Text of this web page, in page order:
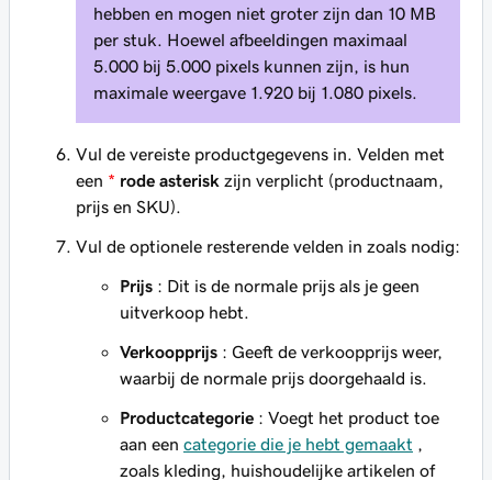
hebben en mogen niet groter zijn dan 10 MB
per stuk. Hoewel afbeeldingen maximaal
5.000 bij 5.000 pixels kunnen zijn, is hun
maximale weergave 1.920 bij 1.080 pixels.
Vul de vereiste productgegevens in. Velden met
een * rode asterisk zijn verplicht (productnaam,
prijs en SKU).
Vul de optionele resterende velden in zoals nodig:
Prijs : Dit is de normale prijs als je geen
uitverkoop hebt.
Verkoopprijs : Geeft de verkoopprijs weer,
waarbij de normale prijs doorgehaald is.
Productcategorie : Voegt het product toe
aan een categorie die je hebt gemaakt ,
zoals kleding, huishoudelijke artikelen of